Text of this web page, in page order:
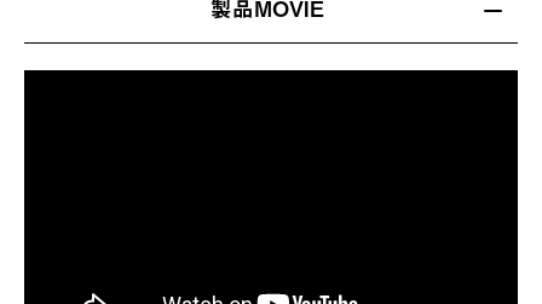
製品MOVIE